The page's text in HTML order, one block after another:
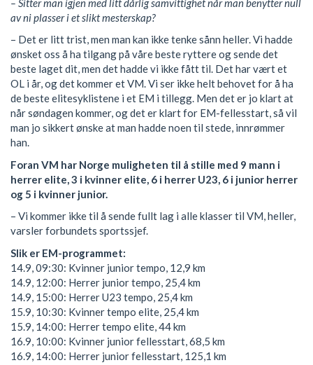
av ni plasser i et slikt mesterskap?
– Det er litt trist, men man kan ikke tenke sånn heller. Vi hadde
ønsket oss å ha tilgang på våre beste ryttere og sende det
beste laget dit, men det hadde vi ikke fått til. Det har vært et
OL i år, og det kommer et VM. Vi ser ikke helt behovet for å ha
de beste elitesyklistene i et EM i tillegg. Men det er jo klart at
når søndagen kommer, og det er klart for EM-fellesstart, så vil
man jo sikkert ønske at man hadde noen til stede, innrømmer
han.
Foran VM har Norge muligheten til å stille med 9 mann i
herrer elite, 3 i kvinner elite, 6 i herrer U23, 6 i junior herrer
og 5 i kvinner junior.
– Vi kommer ikke til å sende fullt lag i alle klasser til VM, heller,
varsler forbundets sportssjef.
Slik er EM-programmet:
14.9, 09:30: Kvinner junior tempo, 12,9 km
14.9, 12:00: Herrer junior tempo, 25,4 km
14.9, 15:00: Herrer U23 tempo, 25,4 km
15.9, 10:30: Kvinner tempo elite, 25,4 km
15.9, 14:00: Herrer tempo elite, 44 km
16.9, 10:00: Kvinner junior fellesstart, 68,5 km
16.9, 14:00: Herrer junior fellesstart, 125,1 km